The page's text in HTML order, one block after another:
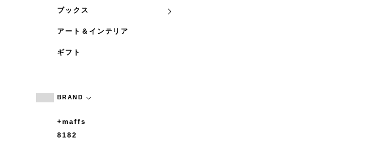
ブックス
アート＆インテリア
ギフト
BRAND
+maffs
8182